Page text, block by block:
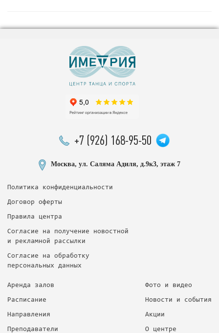
+7 (926) 168-95-50
Москва, ул. Саляма Адиля, д.9к3, этаж 7
Политика конфиденциальности
Договор оферты
Правила центра
Согласие на получение новостной
и рекламной рассылки
Согласие на обработку
персональных данных
Аренда залов
Расписание
Направления
Преподаватели
Фото и видео
Новости и события
Акции
О центре